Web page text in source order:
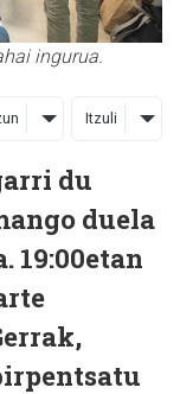
ingurua.
Itzuli
du
duela